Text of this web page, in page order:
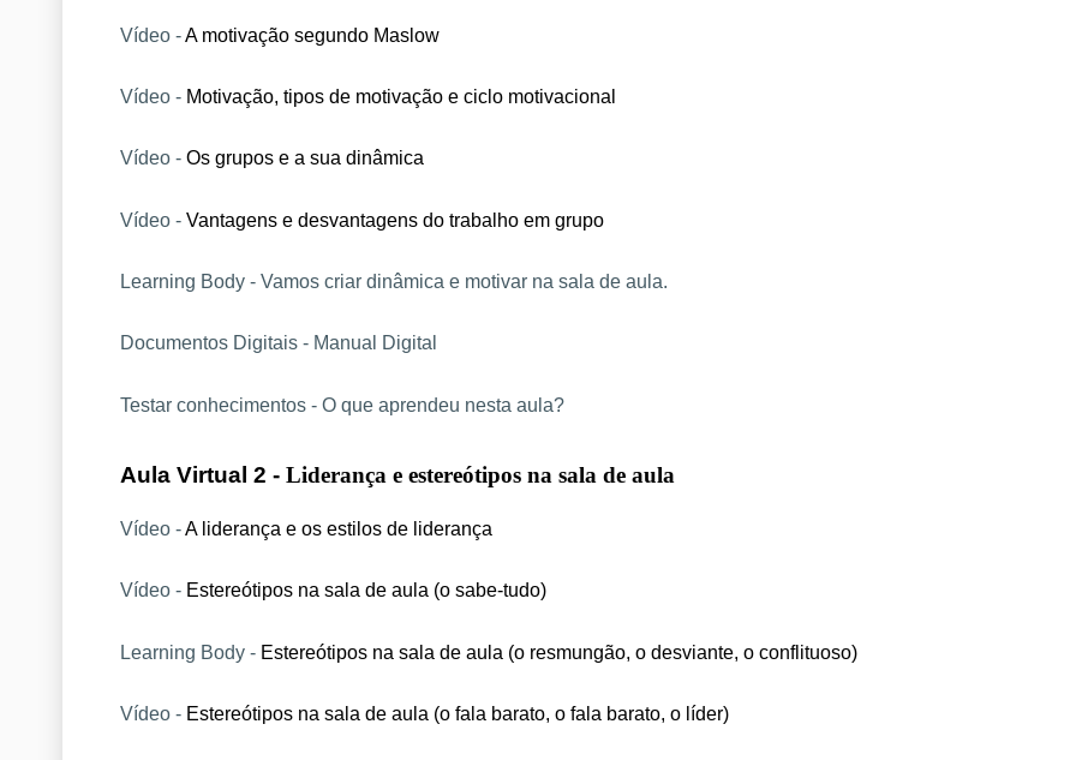
Vídeo - A motivação segundo Maslow
Vídeo - Motivação, tipos de motivação e ciclo motivacional
Vídeo - Os grupos e a sua dinâmica
Vídeo - Vantagens e desvantagens do trabalho em grupo
Learning Body - Vamos criar dinâmica e motivar na sala de aula.
Documentos Digitais - Manual Digital
Testar conhecimentos - O que aprendeu nesta aula?
Aula Virtual 2 - Liderança e estereótipos na sala de aula
Vídeo - A liderança e os estilos de liderança
Vídeo - Estereótipos na sala de aula (o sabe-tudo)
Learning Body - Estereótipos na sala de aula (o resmungão, o desviante, o conflituoso)
Vídeo - Estereótipos na sala de aula (o fala barato, o fala barato, o líder)